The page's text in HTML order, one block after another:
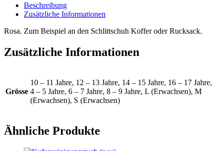
Menge
Beschreibung
Zusätzliche Informationen
Rosa. Zum Beispiel an den Schlittschuh Koffer oder Rucksack.
Zusätzliche Informationen
Grösse
10 – 11 Jahre, 12 – 13 Jahre, 14 – 15 Jahre, 16 – 17 Jahre,
4 – 5 Jahre, 6 – 7 Jahre, 8 – 9 Jahre, L (Erwachsen), M
(Erwachsen), S (Erwachsen)
Ähnliche Produkte